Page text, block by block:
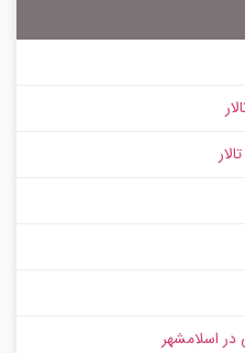
در اسلامشهر